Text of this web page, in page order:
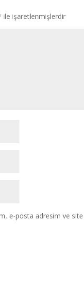
ile işaretlenmişlerdir
e-posta adresim ve